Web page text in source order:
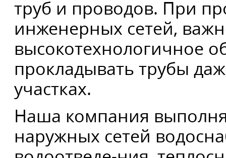
труб и проводов. При
инженерных сетей,
высокотехнологичное
прокладывать трубы
участках.
Наша компания
наружных сетей